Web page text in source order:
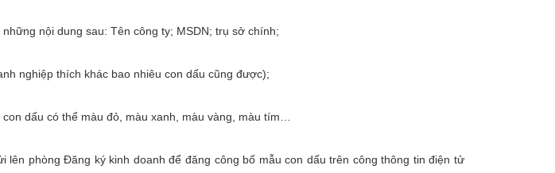
nội dung sau: Tên công ty; MSDN; trụ sở chính;
nghiệp thích khác bao nhiêu con dấu cũng được);
dấu có thể màu đỏ, màu xanh, màu vàng, màu tím…
phòng Đăng ký kinh doanh để đăng công bố mẫu con dấu trên công thông tin điện tử